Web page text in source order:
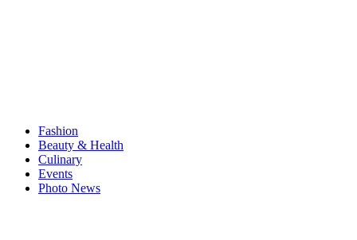
Fashion
Beauty & Health
Culinary
Events
Photo News